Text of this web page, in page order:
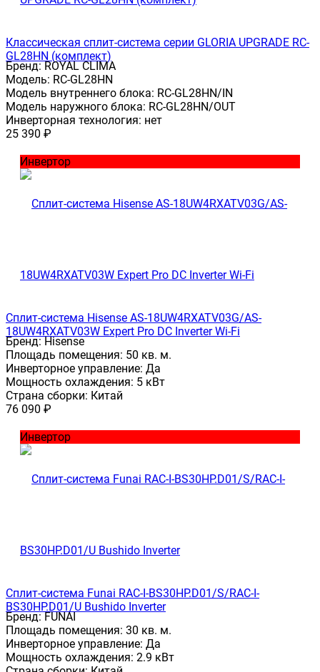
Классическая сплит-система серии GLORIA UPGRADE RC-
GL28HN (комплект)
Бренд: ROYAL CLIMA
Модель: RC-GL28HN
Модель внутреннего блока: RC-GL28HN/IN
Модель наружного блока: RC-GL28HN/OUT
Инверторная технология: нет
25 390 ₽
Инвертор
Сплит-система Hisense AS-18UW4RXATV03G/AS-
18UW4RXATV03W Expert Pro DC Inverter Wi-Fi
Бренд: Hisense
Площадь помещения: 50 кв. м.
Инверторное управление: Да
Мощность охлаждения: 5 кВт
Страна сборки: Китай
76 090 ₽
Инвертор
Сплит-система Funai RAC-I-BS30HP.D01/S/RAC-I-
BS30HP.D01/U Bushido Inverter
Бренд: FUNAI
Площадь помещения: 30 кв. м.
Инверторное управление: Да
Мощность охлаждения: 2.9 кВт